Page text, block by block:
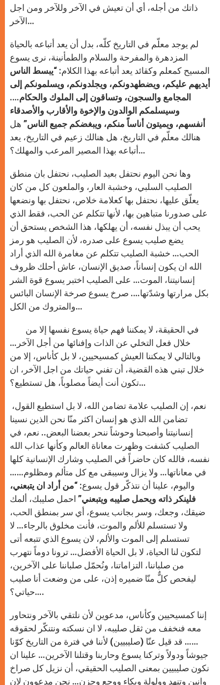
ذاتك من أجله، أي أن تعيش في الآخر وللآخر ومن اجل
الآخر…
لم يوجد معلّم في التاريخ كلّه، بدل أن يعد أتباعه بالحياة
المزدهرة والمفرحة والسلام والطمأنينة، نرى يسوع
المسيح كمعلم وكقائد يعد أتباعه بهذا الكلام: “يبسط الناس
أيديهم عليكم، ويضطهدونكم، ويجلدونكم، ويسلمونكم إلى
المجامع والسجون، وتساقون إلى الملوك والحكام….
وسيسلمكم الوالدون والإخوة والأقارب والأصدقاء
أنفسهم، ويميتون أناساً منكم، ويبغضكم جميع الناس” هل
هنالك معلّم في التاريخ، هل هنالك زعيم في التاريخ، يعد
أتباعه بهذا المصير المرعب والمهلك؟…
وها نحن اليوم نحتفل بعيد الصليب، نحتفل بان منطق
الصليب السلبي، وخشبة العار، والملعون كل من كان
يعلّق عليها، نحتفل بها كعلامة خلاص، نحتفل بها ونضعها
على صدورنا متباهين بها، لأنها تتكلم عن الحب، فقط الذي
يحب أن يبذل نفسه، أن يهلكها، هذا الشخص يستحق أن
يضع صليب يسوع على صدره، لأن الصليب هو رمز
الحب… خشبة الصليب تتكلم عن مغامرة الله الذي أراد
الله ان يكون إنساناً، صديق الإنسان، عاش أحلك ظروف
إنسانيتنا، الموت… على الصليب اختبر يسوع قوة الشر
بكل مرارتها وشدّتها…. صرخ يسوع صرخة الإنسان البائس
والمتروك من الكل…
خلال فعل التخلي عن الذات وإفنائها من أجل الآخر…
وبالتالي لا يمكننا العيش كمسيحيين، لا بل كأناس، إلا من
خلال تبني هذه القضية، أن تفني حياتك من اجل الآخر، ان
تكون أنت أيضاً مصلوباً، هل تستطيع؟…
تضامن الله الذي هو إنسان اكثر منّا نحن الذين نسينا
إنسانيتنا وأصبحنا وحوشاً ننحر بعضنا البعض.. نعم، في
الصليب كشفت وظهرت معاناة العالم وكأنها عذاب الله
نفسه، فالله كان حاضراً في الصليب وشارك الإنسانية كلها
في معاناتها… ولا يزال وسيبقى مع كل متألم ومظلوم……
واليوم، علينا أن نتذكّر قول يسوع: “من أراد ان يتبعني،
فلينكر ذاته ويحمل صليبه ويتبعني” احمل صليبك، ألمك
ضيقك، وجعك، وسر بجانب يسوع، أي سر بمنطق الحب،
ولا تستسلم للألم والموت، فأنت مخلوق بالرجاء… لا
تستسلم إلى الموت والألم، لان يسوع الذي تتبعه أتى
لتكون لنا الحياة، لا بل الحياة الأفضل… ترونا دوماً نتهرب
من صلباننا، التزاماتنا، ونُحمّل صلباننا على الآخرين،
ليفحص كلٌّ منّا ضميره إذن، على من وضعت أنا صليب
حياتي؟….
إننا كمسيحيين وكأناس، مدعوين لأن نلتقي بالآخر ونتحاور
معه فنخفف من ثقل صليبه، لا ان نسكته ونتنكّر لحقوقه
…… قد قيل عنّا (صليبيين) لأننا في فترة من التاريخ كوّنا
جيوشاً ودولاً وتركنا يسوع وحاربنا وقتلنا الآخرين… علينا ان
نكون صليبيين بمعنى الصليب الحقيقي، أن نزيل كل صراخ
وانين وتنهد وولولة وبكاء ووجع وحزن… نحن مدعوون لان